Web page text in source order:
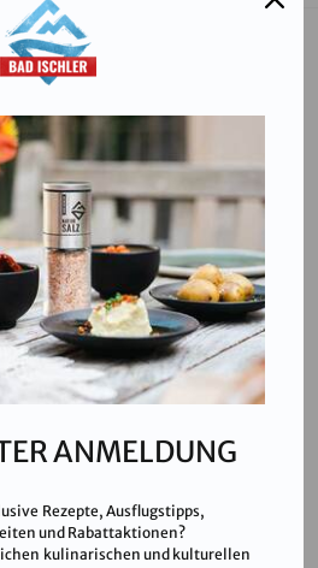
,AUSTRIA
ANMELDUNG
Rezepte, Ausflugstipps,
und Rabattaktionen?
kulinarischen und kulturellen